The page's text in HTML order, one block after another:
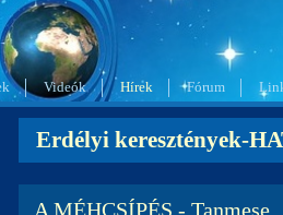
Videók Hírek Fórum
Erdélyi keresztények-
A MÉHCSÍPÉS - Tanmese